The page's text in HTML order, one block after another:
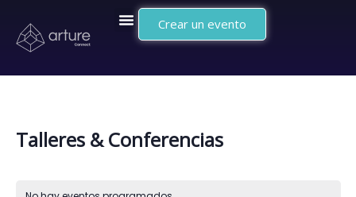
Crear un evento
Talleres & Conferencias